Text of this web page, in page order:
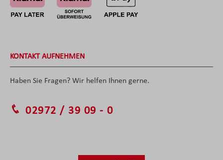
KONTAKT AUFNEHMEN
Haben Sie Fragen? Wir helfen Ihnen gerne.
02972 / 39 09 - 0